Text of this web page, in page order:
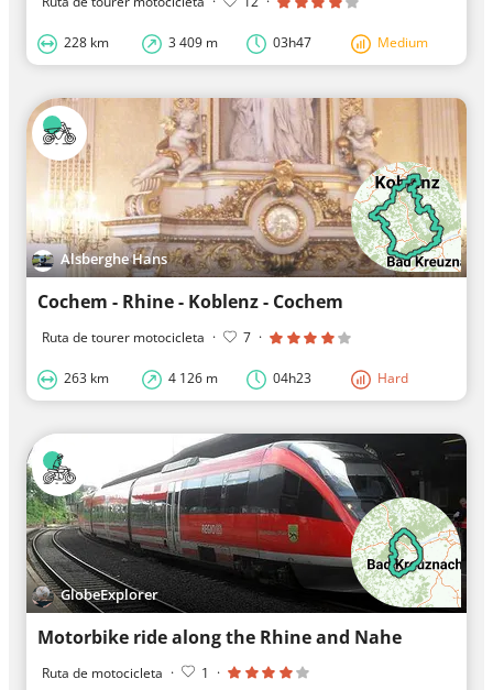
228 km 3 409 m 03h47 Medium
Alsberghe Hans
Cochem - Rhine - Koblenz - Cochem
Ruta de tourer motocicleta · 7 ·
263 km 4 126 m 04h23 Hard
GlobeExplorer
Motorbike ride along the Rhine and Nahe
Ruta de motocicleta · 1 ·